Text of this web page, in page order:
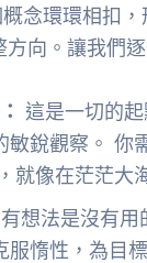
概念環環相扣
向。讓我們
這是一切的
敏銳觀察。 你
就像在茫茫大
想法是沒有
服惰性，為目